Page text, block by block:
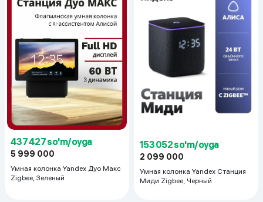
437 427 so'm/oyga
5 999 000
Умная колонка Yandex Дуо Макс
Zigbee, Зеленый
153 052 so'm/oyga
2 099 000
Умная колонка Yandex Станция
Миди Zigbee, Черный